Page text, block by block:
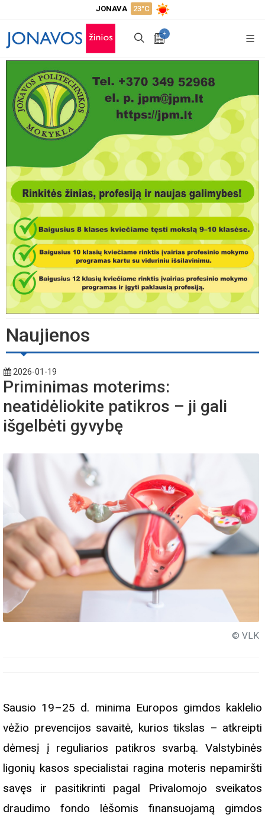
JONAVA 23°C
+
Naujienos
2026-01-19
Priminimas moterims:
neatidėliokite patikros – ji gali
išgelbėti gyvybę
© VLK
Sausio 19–25 d. minima Europos gimdos kaklelio
vėžio prevencijos savaitė, kurios tikslas – atkreipti
dėmesį į reguliarios patikros svarbą. Valstybinės
ligonių kasos specialistai ragina moteris nepamiršti
savęs ir pasitikrinti pagal Privalomojo sveikatos
draudimo fondo lėšomis finansuojamą gimdos